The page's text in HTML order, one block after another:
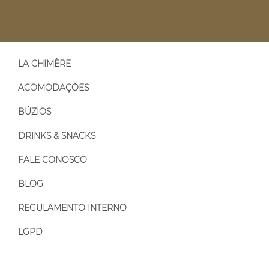
LA CHIMÈRE
ACOMODAÇÕES
BÚZIOS
DRINKS & SNACKS
FALE CONOSCO
BLOG
REGULAMENTO INTERNO
LGPD